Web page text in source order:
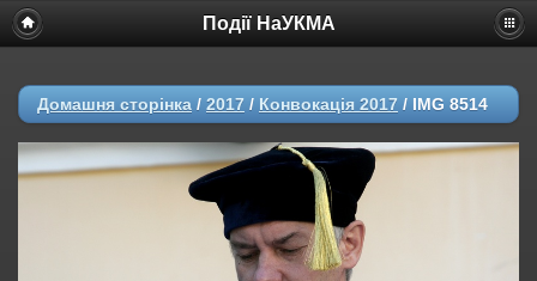
Події НаУКМА
Домашня сторінка / 2017 / Конвокація 2017 / IMG 8514